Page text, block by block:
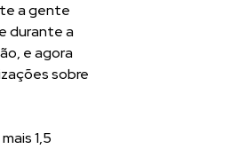
a gente
durante a
e agora
sobre
1,5